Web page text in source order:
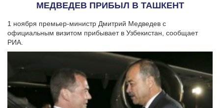
МЕДВЕДЕВ ПРИБЫЛ В ТАШКЕНТ
1 ноября премьер-министр Дмитрий Медведев с
официальным визитом прибывает в Узбекистан, сообщает
РИА.